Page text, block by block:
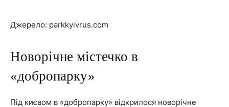
Джерело: parkkyivrus.com
Новорічне містечко в
«добропарку»
Під києвом в «добропарку» відкрилося новорічне